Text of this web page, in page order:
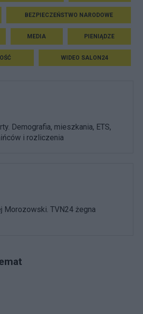
BEZPIECZEŃSTWO NARODOWE
MEDIA PIENIĄDZE
WIDEO SALON24
Demografia, mieszkania, ETS,
i rozliczenia
Morozowski. TVN24 żegna